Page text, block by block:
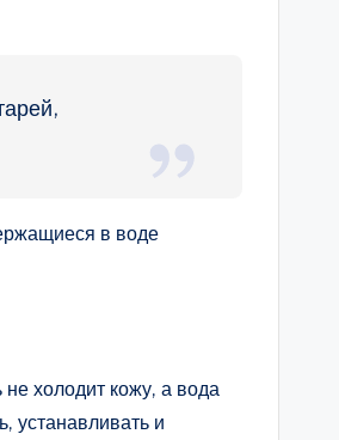
в воде
холодит кожу, а вода
устанавливать и